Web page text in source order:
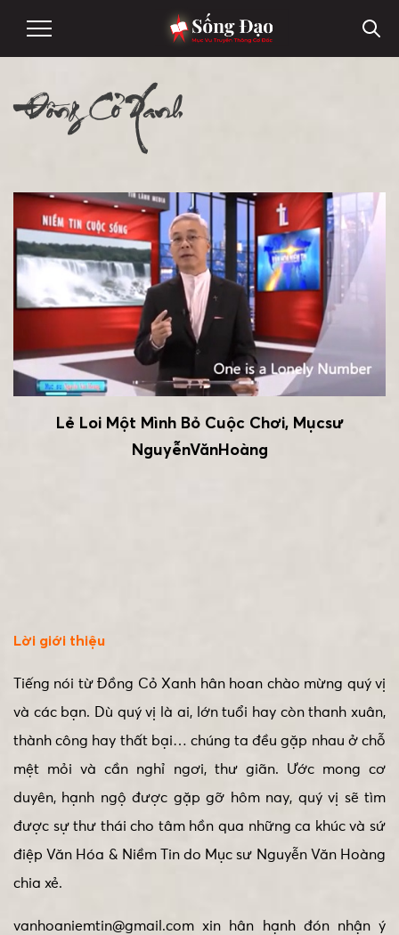
Đồng Cỏ Xanh
Lẻ Loi Một Mình Bỏ Cuộc Chơi, Mụcsư
NguyễnVănHoàng
Lời giới thiệu
Tiếng nói từ Đồng Cỏ Xanh hân hoan chào mừng quý vị
và các bạn. Dù quý vị là ai, lớn tuổi hay còn thanh xuân,
thành công hay thất bại… chúng ta đều gặp nhau ở chỗ
mệt mỏi và cần nghỉ ngơi, thư giãn. Ước mong cơ
duyên, hạnh ngộ được gặp gỡ hôm nay, quý vị sẽ tìm
được sự thư thái cho tâm hồn qua những ca khúc và sứ
điệp Văn Hóa & Niềm Tin do Mục sư Nguyễn Văn Hoàng
chia xẻ.
vanhoaniemtin@gmail.com xin hân hạnh đón nhận ý